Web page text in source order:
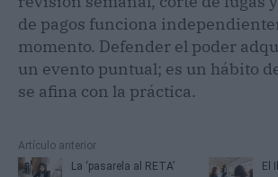
de pagos funciona
momento. Defender el poder
un evento puntual; es un hábito
se afina con la práctica.
Artículo anterior
La ‘pasarela al RETA’
El